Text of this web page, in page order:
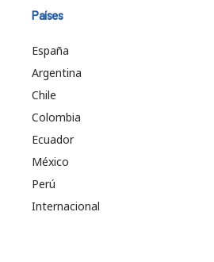
Países
España
Argentina
Chile
Colombia
Ecuador
México
Perú
Internacional